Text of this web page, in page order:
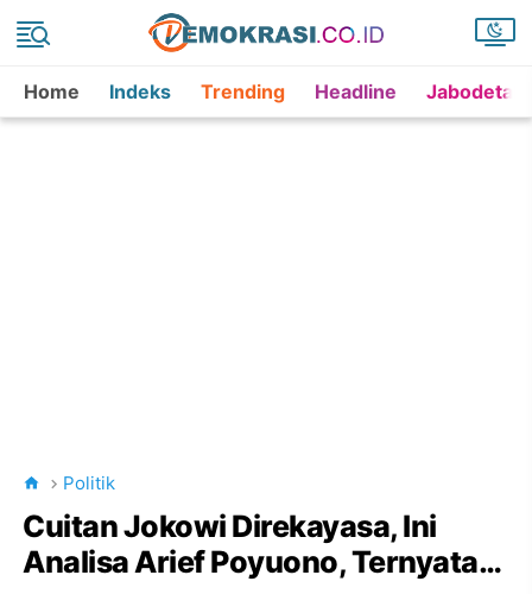
Home Indeks Trending Headline
Politik
Cuitan Jokowi Direkayasa, Ini
Analisa Arief Poyuono, Ternyata…